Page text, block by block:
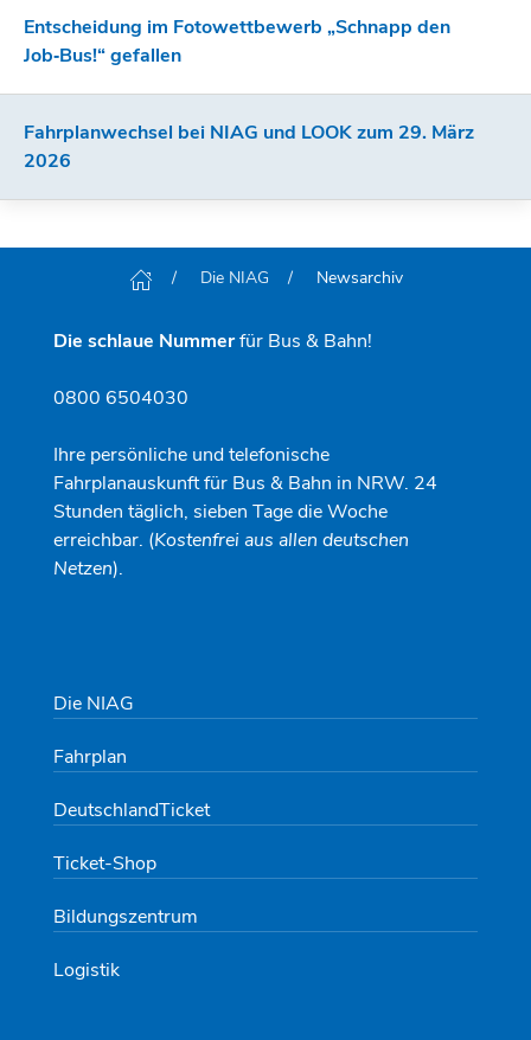
Entscheidung im Fotowettbewerb „Schnapp den
Job‑Bus!“ gefallen
Fahrplanwechsel bei NIAG und LOOK zum 29. März
2026
Die NIAG Newsarchiv
Die schlaue Nummerfür Bus & Bahn!
0800 6504030
Ihre persönliche und telefonische
Fahrplanauskunft für Bus & Bahn in NRW. 24
Stunden täglich, sieben Tage die Woche
erreichbar. (Kostenfrei aus allen deutschen
Netzen).
Die NIAG
Fahrplan
DeutschlandTicket
Ticket-Shop
Bildungszentrum
Logistik